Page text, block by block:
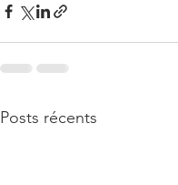
Posts récents